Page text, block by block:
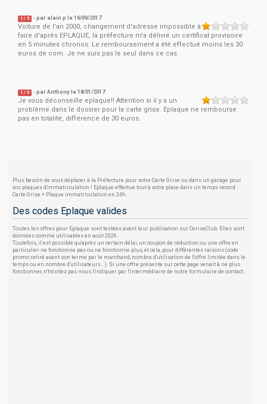
1 / 5 - par alain p le 16/09/2017
Voiture de l'an 2000, changement d'adresse impossible à
faire d'après EPLAQUE, la préfecture m'a délivré un certificat provisoire
en 5 minutes chronos. Le remboursement a été effectué moins les 30
euros de com. Je ne suis pas le seul dans ce cas.
1 / 5 - parAnthony le 18/01/2017
Je vous déconseille eplaque!! Attention si il y a un
problème dans le dossier pour la carte grise. Eplaque ne rembourse
pas en totalité, différence de 30 euros.
Plus besoin de vous déplacer à la Préfecture pour votre Carte Grise ou dans un garage pour
vos plaques d'immatriculation ! Eplaque effectue tout à votre place dans un temps record :
Carte Grise + Plaque immatriculation en 24h.
Des codes Eplaque valides
Toutes les offres pour Eplaque sont testées avant leur publication sur CeriseClub. Elles sont
données comme utilisables en août 2026.
Toutefois, il est possible qu'après un certain délai, un coupon de réduction ou une offre en
particulier ne fonctionne pas ou ne fonctionne plus, et cela, pour différentes raisons (code
promo retiré avant son terme par le marchand, nombre d'utilisation de l'offre limitée dans le
temps ou en nombre d'utilisateurs...). Si une offre présente sur cette page venait à ne plus
fonctionner, n'hésitez pas nous l'indiquer par l'intermédiaire de notre formulaire de contact.